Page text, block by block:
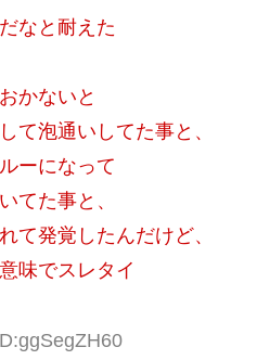
なと耐えた
かないと
て泡通いしてた事と、
ーになって
てた事と、
て発覚したんだけど、
味でスレタイ